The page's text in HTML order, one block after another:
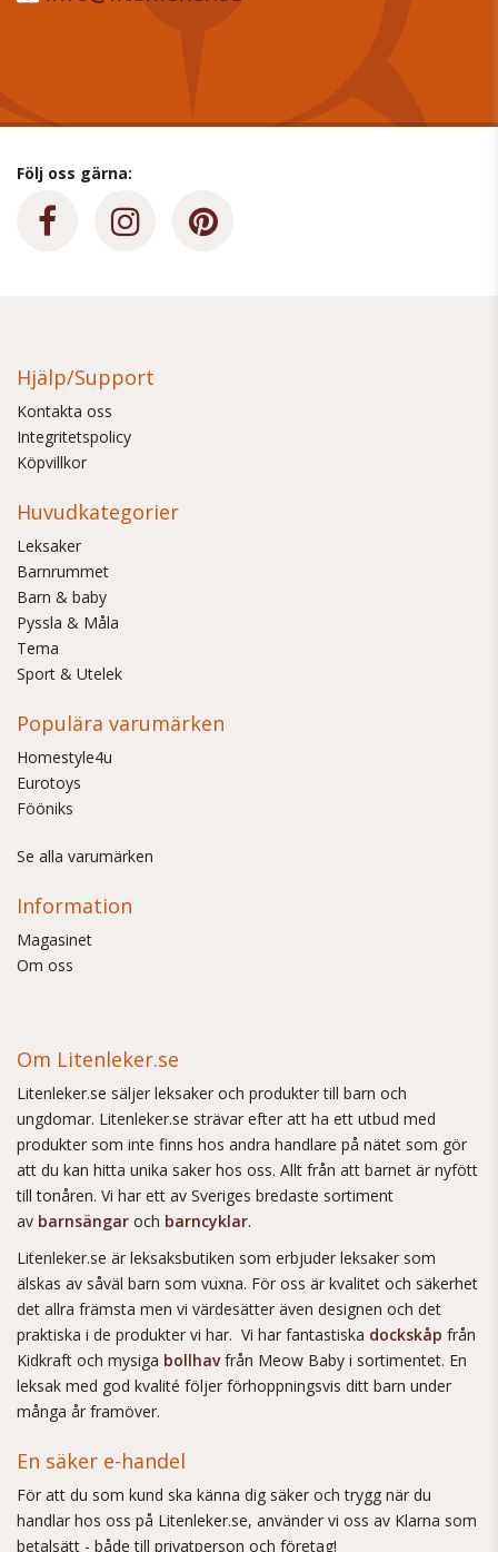
Följ oss gärna:
Hjälp/Support
Kontakta oss
Integritetspolicy
Köpvillkor
Huvudkategorier
Leksaker
Barnrummet
Barn & baby
Pyssla & Måla
Tema
Sport & Utelek
Populära varumärken
Homestyle4u
Eurotoys
Fööniks
Se alla varumärken
Information
Magasinet
Om oss
Om Litenleker.se
Litenleker.se säljer leksaker och produkter till barn och
ungdomar. Litenleker.se strävar efter att ha ett utbud med
produkter som inte finns hos andra handlare på nätet som gör
att du kan hitta unika saker hos oss. Allt från att barnet är nyfött
till tonåren. Vi har ett av Sveriges bredaste sortiment
av barnsängar och barncyklar.
Litenleker.se är leksaksbutiken som erbjuder leksaker som
älskas av såväl barn som vuxna. För oss är kvalitet och säkerhet
det allra främsta men vi värdesätter även designen och det
praktiska i de produkter vi har. Vi har fantastiska dockskåp från
Kidkraft och mysiga bollhavfrån Meow Baby i sortimentet. En
leksak med god kvalité följer förhoppningsvis ditt barn under
många år framöver.
En säker e-handel
För att du som kund ska känna dig säker och trygg när du
handlar hos oss på Litenleker.se, använder vi oss av Klarna som
betalsätt - både till privatperson och företag!